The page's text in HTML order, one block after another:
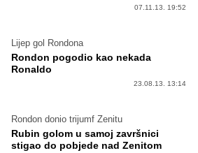
07.11.13. 19:52
Lijep gol Rondona
Rondon pogodio kao nekada
Ronaldo
23.08.13. 13:14
Rondon donio trijumf Zenitu
Rubin golom u samoj završnici
stigao do pobjede nad Zenitom